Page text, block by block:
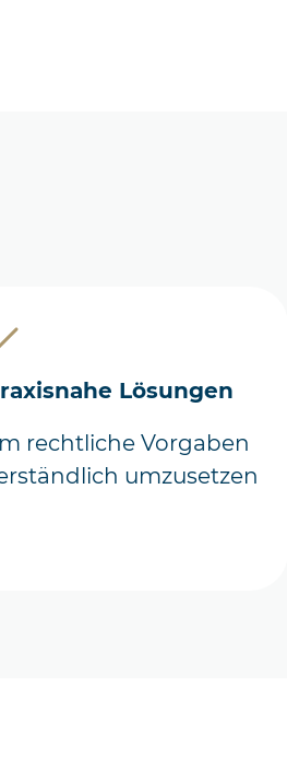
Lösungen
rechtliche Vorgaben
umzusetzen